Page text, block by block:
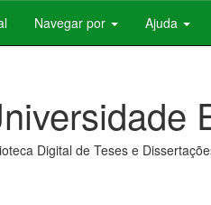
Navegar por Ajuda
Digital de Teses e